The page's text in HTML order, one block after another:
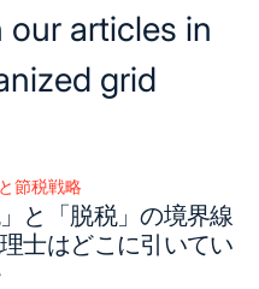
articles in
grid
節税戦略
」と「脱税」の境界線
士はどこに引いてい